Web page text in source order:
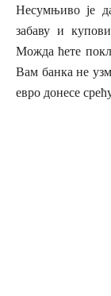
Несумњиво је
забаву и
Можда ћете
Вам банка не
евро донесе